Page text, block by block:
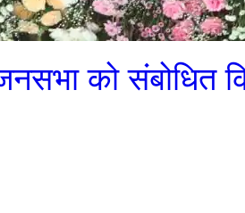
को संबोधित